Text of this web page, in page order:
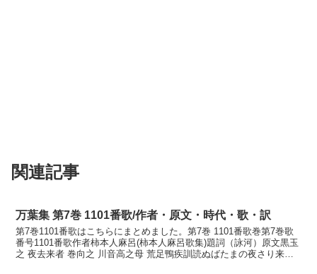
関連記事
万葉集 第7巻 1101番歌/作者・原文・時代・歌・訳
第7巻1101番歌はこちらにまとめました。第7巻 1101番歌巻第7巻歌
番号1101番歌作者柿本人麻呂(柿本人麻呂歌集)題詞（詠河）原文黒玉
之 夜去来者 巻向之 川音高之母 荒足鴨疾訓読ぬばたまの夜さり来れ